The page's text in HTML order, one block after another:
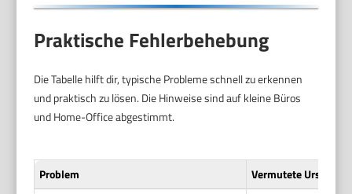
Praktische Fehlerbehebung
Die Tabelle hilft dir, typische Probleme schnell zu erkennen
und praktisch zu lösen. Die Hinweise sind auf kleine Büros
und Home-Office abgestimmt.
Problem
Vermutete Ursache